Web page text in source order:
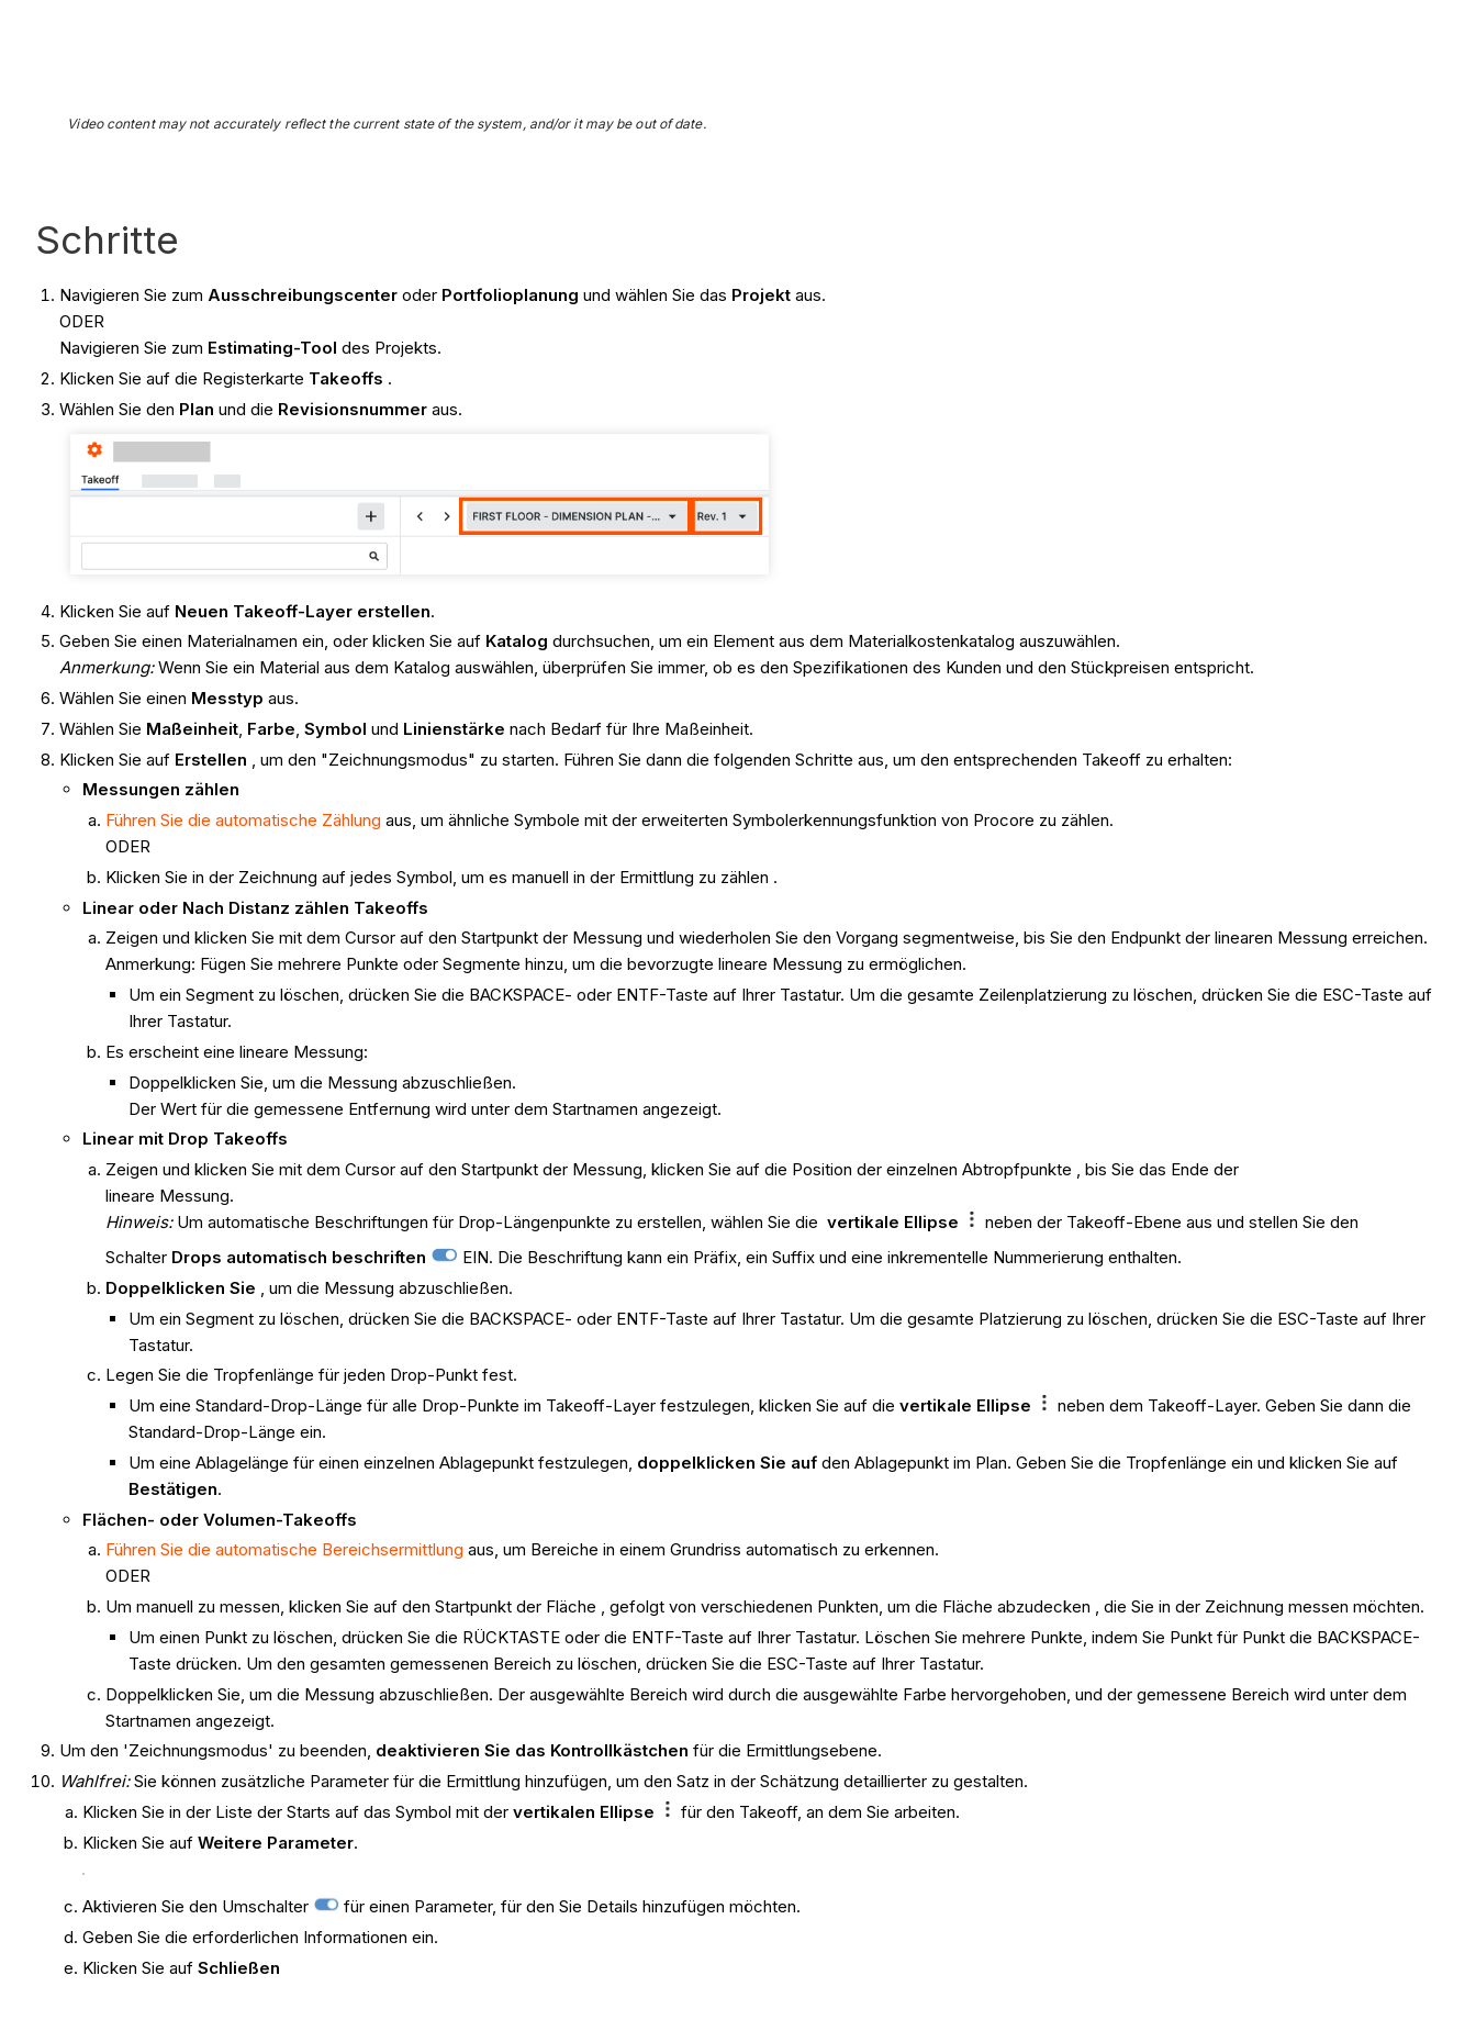
Video content may not accurately reflect the current state of the system, and/or it may be out of date.
Schritte
Navigieren Sie zum Ausschreibungscenter oder Portfolioplanungund wählen Sie das Projekt aus.
ODER
Navigieren Sie zum Estimating-Tool des Projekts.
Klicken Sie auf die Registerkarte Takeoffs .
Wählen Sie den Plan und die Revisionsnummer aus.
Klicken Sie auf Neuen Takeoff-Layer erstellen.
Geben Sie einen Materialnamen ein, oder klicken Sie auf Katalog durchsuchen, um ein Element aus dem Materialkostenkatalog auszuwählen.
Anmerkung:Wenn Sie ein Material aus dem Katalog auswählen, überprüfen Sie immer, ob es den Spezifikationen des Kunden und den Stückpreisen entspricht.
Wählen Sie einen Messtyp aus.
Wählen Sie Maßeinheit, Farbe,Symbol und Linienstärke nach Bedarf für Ihre Maßeinheit.
Klicken Sie auf Erstellen
, um den "Zeichnungsmodus" zu starten. Führen Sie dann die folgenden Schritte aus, um den entsprechenden Takeoff zu erhalten:
Messungen zählen
Führen Sie die automatische Zählungaus, um ähnliche Symbole mit der erweiterten Symbolerkennungsfunktion von Procore zu zählen.
ODER
Klicken Sie in der Zeichnung auf jedes Symbol, um es manuell in der Ermittlung zu zählen .
Linear oder Nach Distanz zählen Takeoffs
Zeigen und klicken Sie mit dem Cursor auf den Startpunkt der Messung und wiederholen Sie den Vorgang segmentweise, bis Sie den Endpunkt der linearen Messung erreichen.
Anmerkung: Fügen Sie mehrere Punkte oder Segmente hinzu, um die bevorzugte lineare Messung zu ermöglichen.
Um ein Segment zu löschen, drücken Sie die BACKSPACE- oder ENTF-Taste auf Ihrer Tastatur. Um die gesamte Zeilenplatzierung zu löschen, drücken Sie die ESC-Taste auf
Ihrer Tastatur.
Es erscheint eine lineare Messung:
Doppelklicken Sie, um die Messung abzuschließen.
Der Wert für die gemessene Entfernung wird unter dem Startnamen angezeigt.
Linear mit Drop Takeoffs
Zeigen und klicken Sie mit dem Cursor auf den Startpunkt der Messung, klicken Sie auf die Position der einzelnen Abtropfpunkte , bis Sie das Ende der
lineare Messung.
Hinweis:Um automatische Beschriftungen für Drop-Längenpunkte zu erstellen, wählen Sie dievertikale Ellipse
neben der Takeoff-Ebene aus und stellen Sie den
Schalter Drops automatisch beschriften
EIN. Die Beschriftung kann ein Präfix, ein Suffix und eine inkrementelle Nummerierung enthalten.
Doppelklicken Sie , um die Messung abzuschließen.
Um ein Segment zu löschen, drücken Sie die BACKSPACE- oder ENTF-Taste auf Ihrer Tastatur. Um die gesamte Platzierung zu löschen, drücken Sie die ESC-Taste auf Ihrer
Tastatur.
Legen Sie die Tropfenlänge für jeden Drop-Punkt fest.
Um eine Standard-Drop-Länge für alle Drop-Punkte im Takeoff-Layer festzulegen, klicken Sie auf dievertikale Ellipse
neben dem Takeoff-Layer. Geben Sie dann die
Standard-Drop-Länge ein.
Um eine Ablagelänge für einen einzelnen Ablagepunkt festzulegen, doppelklicken Sie auf den Ablagepunkt im Plan. Geben Sie die Tropfenlänge ein und klicken Sie auf
Bestätigen.
Flächen- oder Volumen-Takeoffs
Führen Sie die automatische Bereichsermittlung aus, um Bereiche in einem Grundriss automatisch zu erkennen.
ODER
Um manuell zu messen, klicken Sie auf den Startpunkt der Fläche , gefolgt von verschiedenen Punkten, um die Fläche abzudecken , die Sie in der Zeichnung messen möchten.
Um einen Punkt zu löschen, drücken Sie die RÜCKTASTE oder die ENTF-Taste auf Ihrer Tastatur. Löschen Sie mehrere Punkte, indem Sie Punkt für Punkt die BACKSPACE-
Taste drücken. Um den gesamten gemessenen Bereich zu löschen, drücken Sie die ESC-Taste auf Ihrer Tastatur.
Doppelklicken Sie, um die Messung abzuschließen. Der ausgewählte Bereich wird durch die ausgewählte Farbe hervorgehoben, und der gemessene Bereich wird unter dem
Startnamen angezeigt.
Um den 'Zeichnungsmodus' zu beenden, deaktivieren Sie das Kontrollkästchen für die Ermittlungsebene.
Wahlfrei:Sie können zusätzliche Parameter für die Ermittlung hinzufügen, um den Satz in der Schätzung detaillierter zu gestalten.
Klicken Sie in der Liste der Starts auf das Symbol mit dervertikalen Ellipse
für den Takeoff, an dem Sie arbeiten.
Klicken Sie aufWeitere Parameter.
Aktivieren Sie den Umschalter
für einen Parameter, für den Sie Details hinzufügen möchten.
Geben Sie die erforderlichen Informationen ein.
Klicken Sie aufSchließen